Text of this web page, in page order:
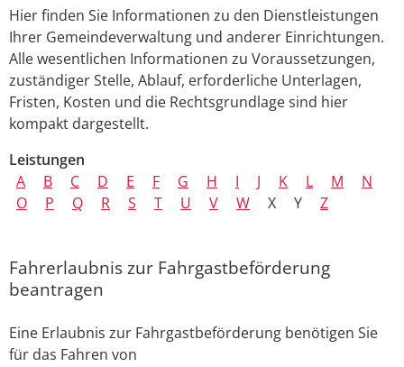
Hier finden Sie Informationen zu den Dienstleistungen
Ihrer Gemeindeverwaltung und anderer Einrichtungen.
Alle wesentlichen Informationen zu Voraussetzungen,
zuständiger Stelle, Ablauf, erforderliche Unterlagen,
Fristen, Kosten und die Rechtsgrundlage sind hier
kompakt dargestellt.
Leistungen
A
B C D E F G H I J K L M
N
O
P Q R S T U V W X Y Z
Fahrerlaubnis zur Fahrgastbeförderung
beantragen
Eine Erlaubnis zur Fahrgastbeförderung benötigen Sie
für das Fahren von